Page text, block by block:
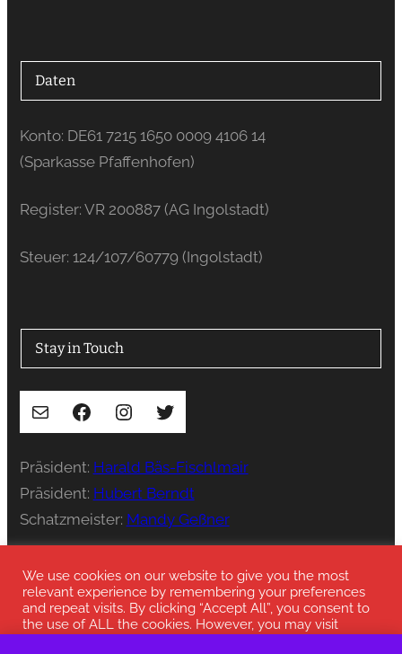
Daten
Konto: DE61 7215 1650 0009 4106 14
(Sparkasse Pfaffenhofen)
Register: VR 200887 (AG Ingolstadt)
Steuer: 124/107/60779 (Ingolstadt)
Stay in Touch
E-Mail Facebook Instagram Twitter
Präsident: Harald Bäs-Fischlmair
Präsident: Hubert Berndt
Schatzmeister: Mandy Geßner
Presse: press@stenka-ev.de
We use cookies on our website to give you the most
relevant experience by remembering your preferences
and repeat visits. By clicking “Accept All”, you consent to
the use of ALL the cookies. However, you may visit